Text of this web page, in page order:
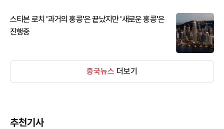
스티븐 로치 '과거의 홍콩'은 끝났지만 '새로운 홍콩'은
진행중
중국뉴스 더보기
추천기사